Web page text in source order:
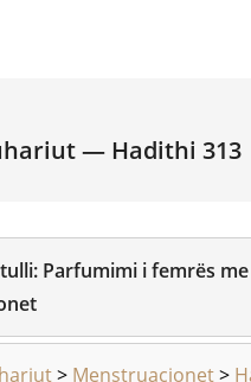
— Hadithi 313
Parfumimi i femrës
> Menstruacionet>